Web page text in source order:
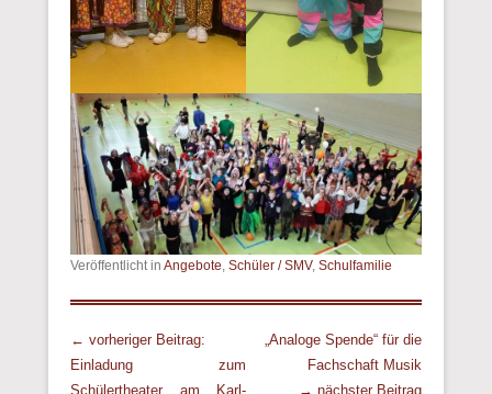
Veröffentlicht in Angebote, Schüler / SMV, Schulfamilie
Beitrags Übersicht
← vorheriger Beitrag:
Einladung zum
Schülertheater am Karl-
„Analoge Spende“ für die
Fachschaft Musik
→ nächster Beitrag